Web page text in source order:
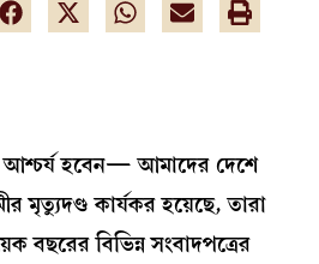
হবেন— আমাদের দেশে
মৃত্যুদণ্ড কার্যকর হয়েছে, তারা
বিভিন্ন সংবাদপত্রের